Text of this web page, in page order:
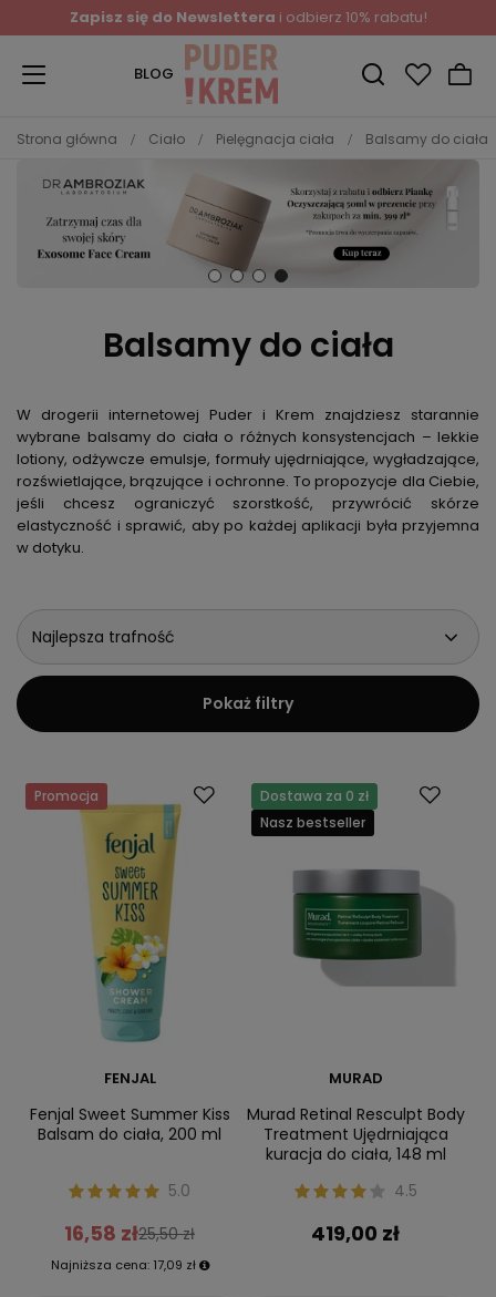
Zapisz się do Newslettera i odbierz 10% rabatu!
BLOG
Strona główna Ciało Pielęgnacja ciała Balsamy do ciała
Balsamy do ciała
W drogerii internetowej Puder i Krem znajdziesz starannie
wybrane balsamy do ciała o różnych konsystencjach – lekkie
lotiony, odżywcze emulsje, formuły ujędrniające, wygładzające,
rozświetlające, brązujące i ochronne. To propozycje dla Ciebie,
jeśli chcesz ograniczyć szorstkość, przywrócić skórze
elastyczność i sprawić, aby po każdej aplikacji była przyjemna
w dotyku.
Najlepsza trafność
Pokaż filtry
Promocja
FENJAL
Fenjal Sweet Summer Kiss
Balsam do ciała, 200 ml
5.0
16,58 zł25,50 zł
Najniższa cena: 17,09 zł
Dostawa za 0 zł
Nasz bestseller
MURAD
Murad Retinal Resculpt Body
Treatment Ujędrniająca
kuracja do ciała, 148 ml
4.5
419,00 zł